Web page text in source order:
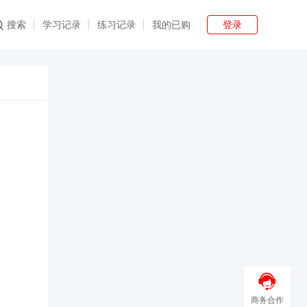
登录
我的已购
练习记录
学习记录
搜索
商务合作